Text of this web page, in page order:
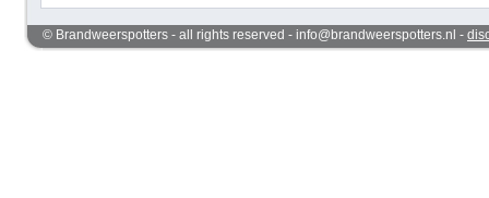
© Brandweerspotters - all rights reserved - info@brandweerspotters.nl -